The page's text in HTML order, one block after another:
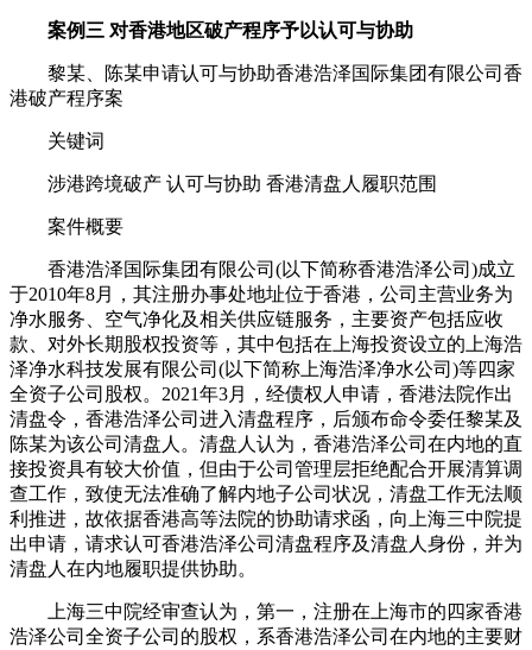
案例三 对香港地区破产程序予以认可与协助
黎某、陈某申请认可与协助香港浩泽国际集团有限公司香
港破产程序案
关键词
涉港跨境破产 认可与协助 香港清盘人履职范围
案件概要
香港浩泽国际集团有限公司(以下简称香港浩泽公司)成立
于2010年8月，其注册办事处地址位于香港，公司主营业务为
净水服务、空气净化及相关供应链服务，主要资产包括应收
款、对外长期股权投资等，其中包括在上海投资设立的上海浩
泽净水科技发展有限公司(以下简称上海浩泽净水公司)等四家
全资子公司股权。2021年3月，经债权人申请，香港法院作出
清盘令，香港浩泽公司进入清盘程序，后颁布命令委任黎某及
陈某为该公司清盘人。清盘人认为，香港浩泽公司在内地的直
接投资具有较大价值，但由于公司管理层拒绝配合开展清算调
查工作，致使无法准确了解内地子公司状况，清盘工作无法顺
利推进，故依据香港高等法院的协助请求函，向上海三中院提
出申请，请求认可香港浩泽公司清盘程序及清盘人身份，并为
清盘人在内地履职提供协助。
上海三中院经审查认为，第一，注册在上海市的四家香港
浩泽公司全资子公司的股权，系香港浩泽公司在内地的主要财